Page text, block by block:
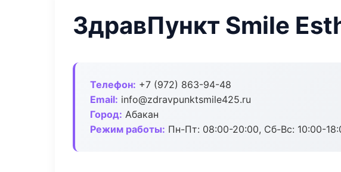
ЗдравПункт Smile
Телефон: +7 (972) 863-94-48
Email: info@zdravpunktsmile425.ru
Город: Абакан
Режим работы: Пн-Пт: 08:00-20:00, Сб-Вс: 10:00-